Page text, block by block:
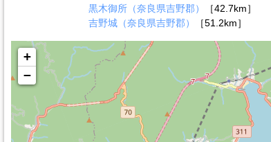
黒木御所（奈良県吉野郡）
［42.7km］
吉野城（奈良県吉野郡）
［51.2km］
+
−